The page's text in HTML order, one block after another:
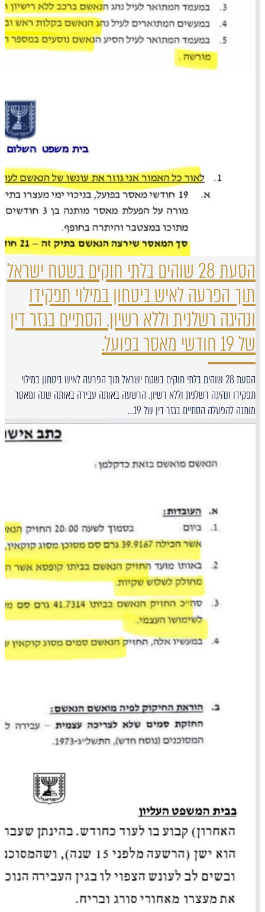
הסעת 28 שוהים בלתי חוקים בשטח ישראל
תוך הפרעה לאיש ביטחון במילוי תפקידו
ונהיגה רשלנית וללא רשיון. הסתיים בגזר דין
של 19 חודשי מאסר בפועל.
הסעת 28 שוהים בלתי חוקים בשטח ישראל תוך הפרעה לאיש ביטחון במילוי
תפקידו ונהיגה רשלנית וללא רשיון. הרשעה באותה עבירה באותה שנה ומאסר
מותנה להפעלה הסתיים בגזר דין של 19…